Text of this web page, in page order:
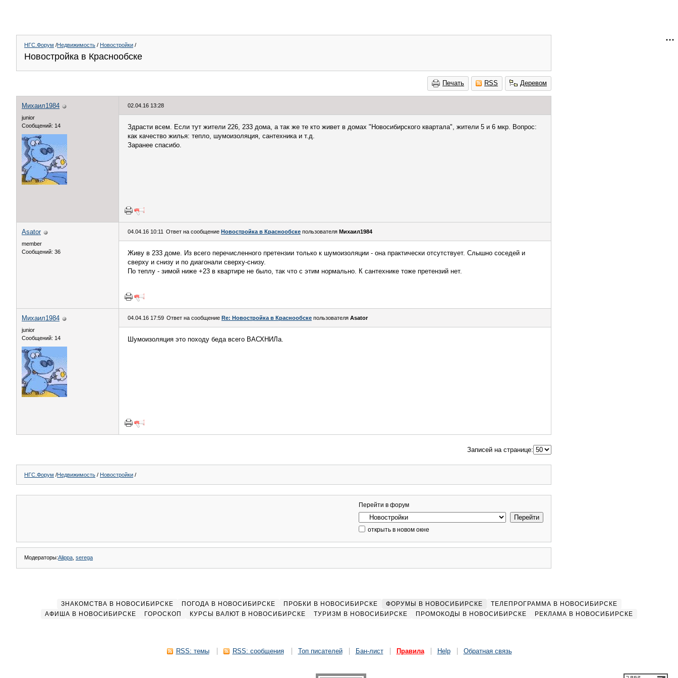
НГС.Форум /Недвижимость / Новостройки /
Новостройка в Краснообске
Печать RSS Деревом
Михаил1984
junior
Сообщений: 14
02.04.16 13:28
Здрасти всем. Если тут жители 226, 233 дома, а так же те кто живет в домах "Новосибирского квартала", жители 5 и 6 мкр. Вопрос:
как качество жилья: тепло, шумоизоляция, сантехника и т.д.
Заранее спасибо.
Asator
member
Сообщений: 36
04.04.16 10:11 Ответ на сообщение Новостройка в Краснообске пользователя Михаил1984
Живу в 233 доме. Из всего перечисленного претензии только к шумоизоляции - она практически отсутствует. Слышно соседей и
сверху и снизу и по диагонали сверху-снизу.
По теплу - зимой ниже +23 в квартире не было, так что с этим нормально. К сантехнике тоже претензий нет.
Михаил1984
junior
Сообщений: 14
04.04.16 17:59 Ответ на сообщение Re: Новостройка в Краснообске пользователя Asator
Шумоизоляция это походу беда всего ВАСХНИЛа.
Записей на странице:
НГС.Форум /Недвижимость / Новостройки /
Перейти в форум
открыть в новом окне
Модераторы:Alippa serega
ЗНАКОМСТВА В НОВОСИБИРСКЕ ПОГОДА В НОВОСИБИРСКЕ ПРОБКИ В НОВОСИБИРСКЕ ФОРУМЫ В НОВОСИБИРСКЕ
ТЕЛЕПРОГРАММА В НОВОСИБИРСКЕ
АФИША В НОВОСИБИРСКЕ
ГОРОСКОП КУРСЫ ВАЛЮТ В НОВОСИБИРСКЕ ТУРИЗМ В НОВОСИБИРСКЕ ПРОМОКОДЫ В НОВОСИБИРСКЕ РЕКЛАМА В НОВОСИБИРСКЕ
RSS: темы RSS: сообщения Топ писателей Бан-лист Правила Help Обратная связь